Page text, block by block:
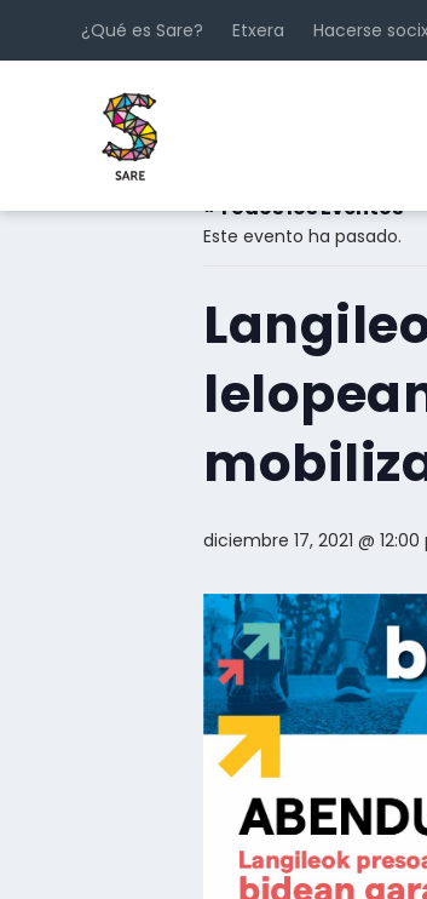
¿Qué es Sare? Etxera Hacerse
« Todos los Eventos
Este evento ha pasado.
diciembre 17, 2021 @